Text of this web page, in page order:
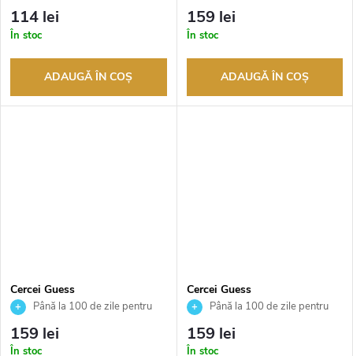
returnarea bunurilor. Vânzător
autorizat
114 lei
În stoc
ADAUGĂ ÎN COŞ
returnarea bunurilor. Vânzător
autorizat
159 lei
În stoc
ADAUGĂ ÎN COŞ
Cercei Guess
JUBE05465JWRHT
Până la 100 de zile pentru
returnarea bunurilor. Vânzător
autorizat
159 lei
În stoc
Cercei Guess
JUBE05462JWYGT
Până la 100 de zile pentru
returnarea bunurilor. Vânzător
autorizat
159 lei
În stoc